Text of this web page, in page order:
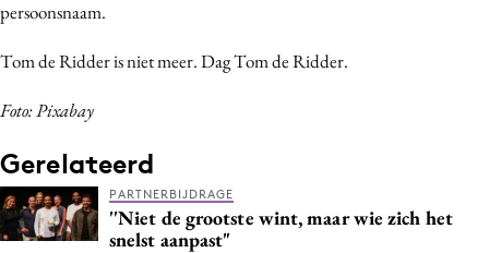
persoonsnaam.
Tom de Ridder is niet meer. Dag Tom de Ridder.
Foto: Pixabay
Gerelateerd
PARTNERBIJDRAGE
''Niet de grootste wint, maar wie zich het
snelst aanpast"